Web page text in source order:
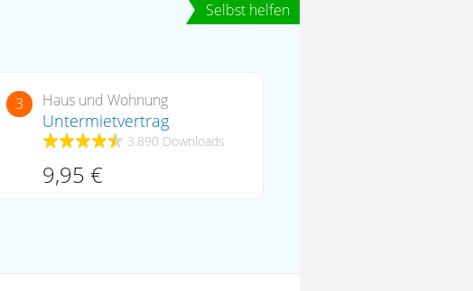
3 Haus und Wohnung
Untermietvertrag
3.890 Downloads
9,95 €